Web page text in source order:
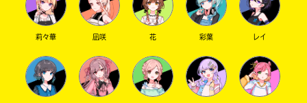
莉々華 凪咲 花 彩葉 レイ